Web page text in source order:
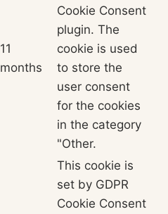
11
months
Cookie Consent
plugin. The
cookie is used
to store the
user consent
for the cookies
in the category
"Other.
This cookie is
set by GDPR
Cookie Consent